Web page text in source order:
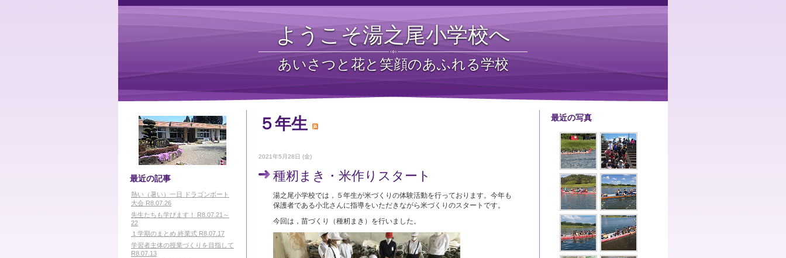
ようこそ湯之尾小学校へ
あいさつと花と笑顔のあふれる学校
最近の記事
熱い（暑い）一日 ドラゴンボート
大会 R8.07.26
先生たちも学びます！ R8.07.21～
22
１学期のまとめ 終業式 R8.07.17
学習者主体の授業づくりを目指して
R8.07.13
５年生
2021年5月28日 (金)
種籾まき・米作りスタート
湯之尾小学校では，５年生が米づくりの体験活動を行っております。今年も
保護者である小北さんに指導をいただきながら米づくりのスタートです。
今回は，苗づくり（種籾まき）を行いました。
最近の写真